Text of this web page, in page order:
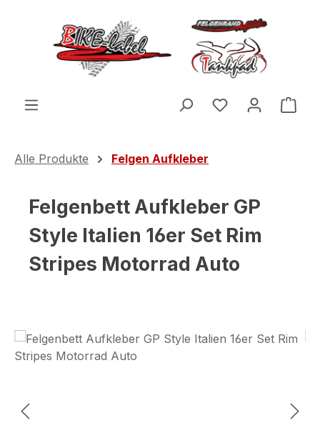
Zum Hauptinhalt springen
Du hast 0
Alle Produkte Felgen Aufkleber
Felgenbett Aufkleber GP
Style Italien 16er Set Rim
Stripes Motorrad Auto
Bildergalerie überspringen